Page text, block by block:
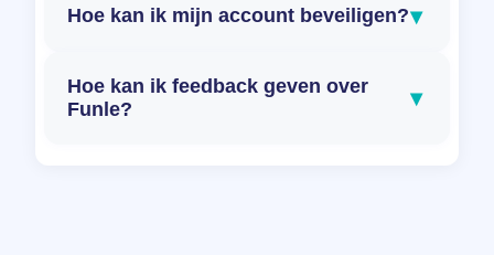
Hoe kan ik mijn account beveiligen?▾
Hoe kan ik feedback geven over
Funle?
▾